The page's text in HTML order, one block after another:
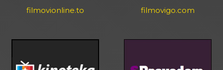
filmovionline.to filmovigo.com